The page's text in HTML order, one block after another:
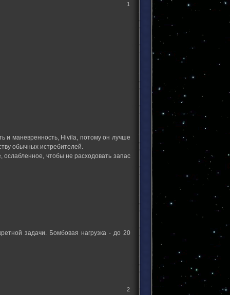
1
и маневренность, Hivila, потому он лучше
обычных истребителей.
чтобы не расходовать запас
задачи. Бомбовая нагрузка - до 20
2